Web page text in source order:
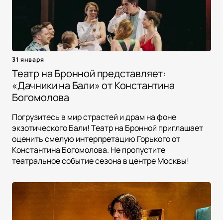
31 января
Театр на Бронной представляет:
«Дачники на Бали» от Константина
Богомолова
Погрузитесь в мир страстей и драм на фоне
экзотического Бали! Театр на Бронной приглашает
оценить смелую интерпретацию Горького от
Константина Богомолова. Не пропустите
театральное событие сезона в центре Москвы!